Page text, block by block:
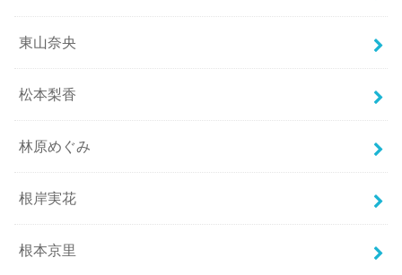
東山奈央
松本梨香
林原めぐみ
根岸実花
根本京里